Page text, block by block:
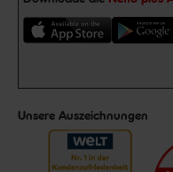
Unsere Auszeichnungen